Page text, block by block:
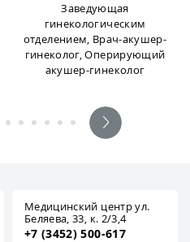
Заведующая
гинекологическим
отделением, Врач-акушер-
гинеколог, Оперирующий
акушер-гинеколог
Медицинский центр ул.
Беляева, 33, к. 2/3,4
+7 (3452) 500-617